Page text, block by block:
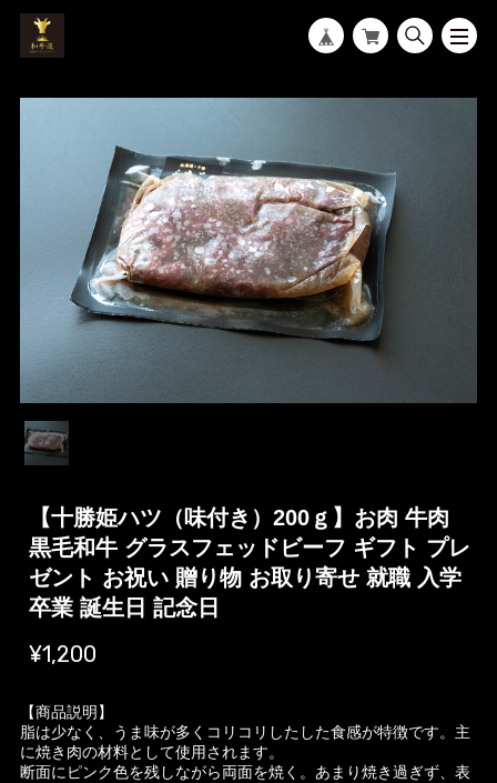
【十勝姫ハツ（味付き）200ｇ】お肉 牛肉
黒毛和牛 グラスフェッドビーフ ギフト プレ
ゼント お祝い 贈り物 お取り寄せ 就職 入学
卒業 誕生日 記念日
¥1,200
【商品説明】
脂は少なく、うま味が多くコリコリしたした食感が特徴です。主
に焼き肉の材料として使用されます。
断面にピンク色を残しながら両面を焼く。あまり焼き過ぎず、表